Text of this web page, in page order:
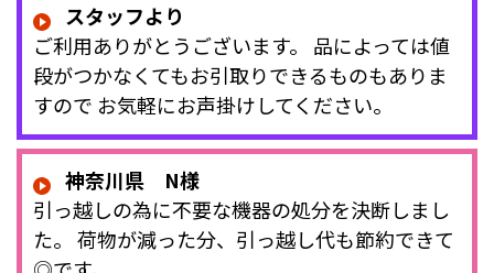
スタッフより
ご利用ありがとうございます。 品によっては値
段がつかなくてもお引取りできるものもありま
すので お気軽にお声掛けしてください。
神奈川県 N様
引っ越しの為に不要な機器の処分を決断しまし
た。 荷物が減った分、引っ越し代も節約できて